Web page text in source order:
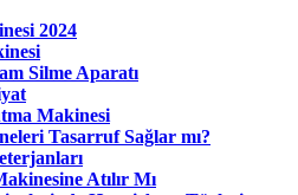
2024
Silme Aparatı
Makinesi
Tasarruf Sağlar mı?
Atılır Mı